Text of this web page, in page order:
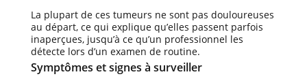
La plupart de ces tumeurs ne sont pas douloureuses
au départ, ce qui explique qu’elles passent parfois
inaperçues, jusqu’à ce qu’un professionnel les
détecte lors d’un examen de routine.
Symptômes et signes à surveiller